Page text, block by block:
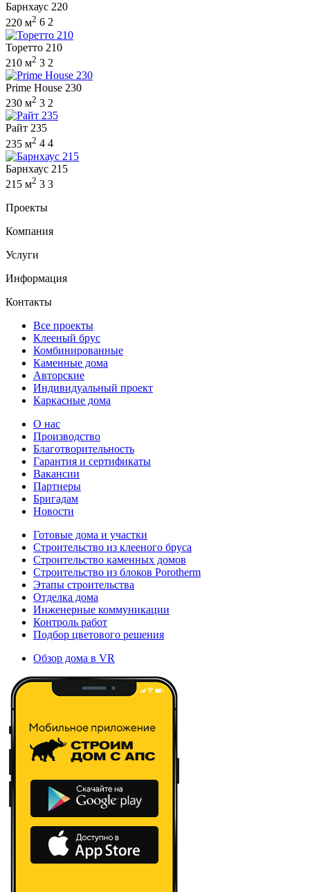
Барнхаус 220
220 м2 6 2
Торетто 210
210 м2 3 2
Prime House 230
230 м2 3 2
Райт 235
235 м2 4 4
Барнхаус 215
215 м2 3 3
Проекты
Компания
Услуги
Информация
Контакты
Все проекты
Клееный брус
Комбинированные
Каменные дома
Авторские
Индивидуальный проект
Каркасные дома
О нас
Производство
Благотворительность
Гарантия и сертификаты
Вакансии
Партнеры
Бригадам
Новости
Готовые дома и участки
Строительство из клееного бруса
Строительство каменных домов
Строительство из блоков Porotherm
Этапы строительства
Отделка дома
Инженерные коммуникации
Контроль работ
Подбор цветового решения
Обзор дома в VR